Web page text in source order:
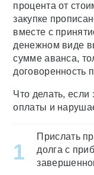
процента от
закупке
вместе с
денежном виде
сумме аванса,
договоренность
Что делать, если
оплаты и
Прислать
долга с